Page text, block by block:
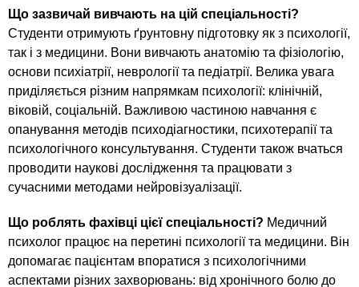
n
t
s
.
i
n
ы
х
з
а
в
е
д
е
и
й
MBA
Онлайн курсы
За рубежом
Що зазвичай вивчають на цій спеціальності?
Студенти отримують ґрунтовну підготовку як з психології,
так і з медицини. Вони вивчають анатомію та фізіологію,
основи психіатрії, неврології та педіатрії. Велика увага
приділяється різним напрямкам психології: клінічній,
віковій, соціальній. Важливою частиною навчання є
опанування методів психодіагностики, психотерапії та
психологічного консультування. Студенти також вчаться
проводити наукові дослідження та працювати з
сучасними методами нейровізуалізації.
Що роблять фахівці цієї спеціальності? Медичний
психолог працює на перетині психології та медицини. Він
допомагає пацієнтам впоратися з психологічними
аспектами різних захворювань: від хронічного болю до